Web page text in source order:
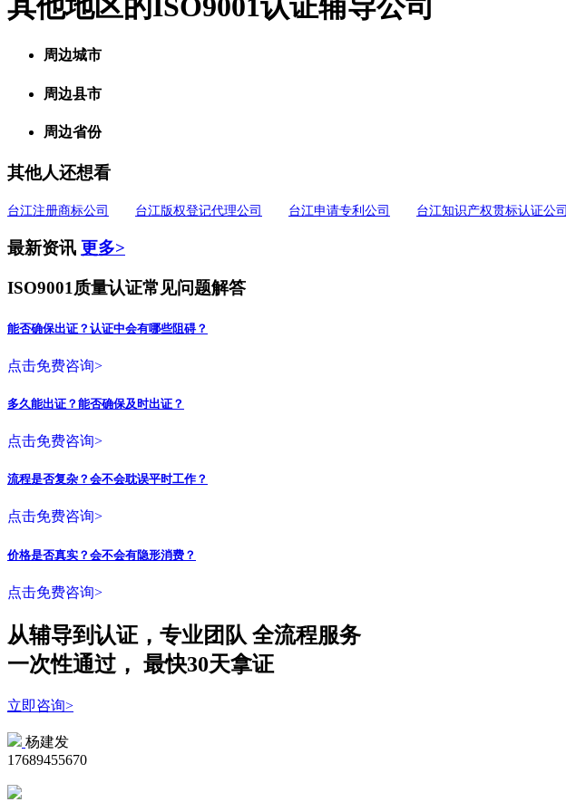
周边城市
周边县市
周边省份
其他人还想看
台江注册商标公司 台江版权登记代理公司 台江申请专利公司 台江知识产权贯标认证公司
最新资讯 更多>
ISO9001质量认证常见问题解答
能否确保出证？认证中会有哪些阻碍？
点击免费咨询>
多久能出证？能否确保及时出证？
点击免费咨询>
流程是否复杂？会不会耽误平时工作？
点击免费咨询>
价格是否真实？会不会有隐形消费？
点击免费咨询>
从辅导到认证，专业团队 全流程服务
一次性通过， 最快30天拿证
立即咨询>
杨建发
17689455670